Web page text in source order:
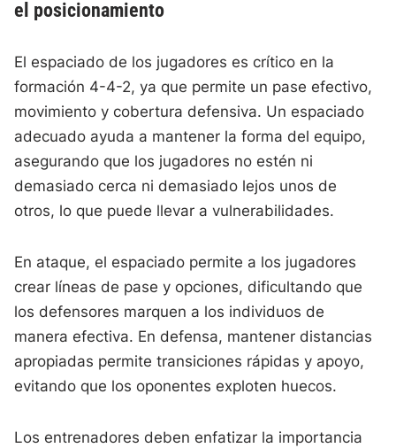
el posicionamiento
El espaciado de los jugadores es crítico en la
formación 4-4-2, ya que permite un pase efectivo,
movimiento y cobertura defensiva. Un espaciado
adecuado ayuda a mantener la forma del equipo,
asegurando que los jugadores no estén ni
demasiado cerca ni demasiado lejos unos de
otros, lo que puede llevar a vulnerabilidades.
En ataque, el espaciado permite a los jugadores
crear líneas de pase y opciones, dificultando que
los defensores marquen a los individuos de
manera efectiva. En defensa, mantener distancias
apropiadas permite transiciones rápidas y apoyo,
evitando que los oponentes exploten huecos.
Los entrenadores deben enfatizar la importancia